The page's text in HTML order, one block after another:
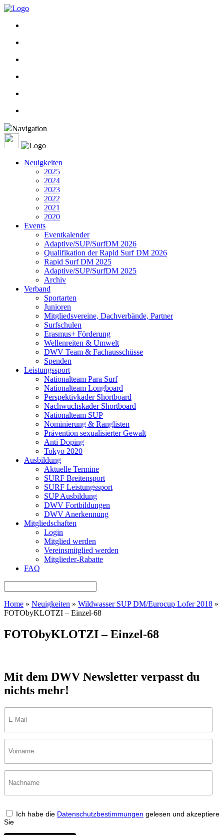
Navigation
Neuigkeiten
2025
2024
2023
2022
2021
2020
Events
Eventkalender
Adaptive/SUP/SurfDM 2026
Qualifikation der Rapid Surf DM 2026
Rapid Surf DM 2025
Adaptive/SUP/SurfDM 2025
Archiv
Verband
Sportarten
Junioren
Mitgliedsvereine, Dachverbände, Partner
Surfschulen
Erasmus+ Förderung
Wellenreiten & Umwelt
DWV Team & Fachausschüsse
Spenden
Leistungssport
Nationalteam Para Surf
Nationalteam Longboard
Perspektivkader Shortboard
Nachwuchskader Shortboard
Nationalteam SUP
Nominierung & Ranglisten
Prävention sexualisierter Gewalt
Anti Doping
Tokyo 2020
Ausbildung
Aktuelle Termine
SURF Breitensport
SURF Leistungssport
SUP Ausbildung
DWV Fortbildungen
DWV Anerkennung
Mitgliedschaften
Login
Mitglied werden
Vereinsmitglied werden
Mitglieder-Rabatte
FAQ
Home » Neuigkeiten » Wildwasser SUP DM/Eurocup Lofer 2018 »
FOTObyKLOTZI – Einzel-68
FOTObyKLOTZI – Einzel-68
Mit dem DWV Newsletter verpasst du
nichts mehr!
Ich habe die Datenschutzbestimmungen gelesen und akzeptiere
Sie